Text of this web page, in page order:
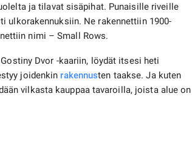
ja tilavat sisäpihat. Punaisille riveille
ulkorakennuksiin. Ne rakennettiin 1900-
nimi – Small Rows.
Dvor -kaariin, löydät itsesi heti
joidenkin rakennusten taakse. Ja kuten
vilkasta kauppaa tavaroilla, joista alue on